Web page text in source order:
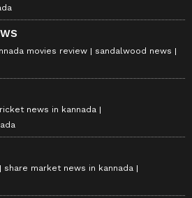
movies review
sandalwood news
news in kannada
share market news in kannada